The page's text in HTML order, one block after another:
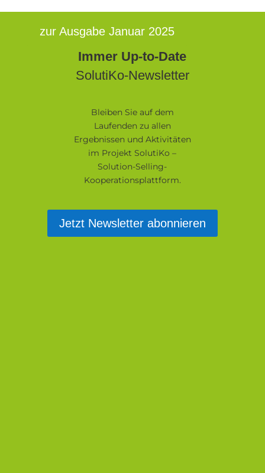
zur Ausgabe Januar 2025
Immer Up-to-Date
SolutiKo-Newsletter
Bleiben Sie auf dem
Laufenden zu allen
Ergebnissen und Aktivitäten
im Projekt SolutiKo –
Solution-Selling-
Kooperationsplattform.
Jetzt Newsletter abonnieren